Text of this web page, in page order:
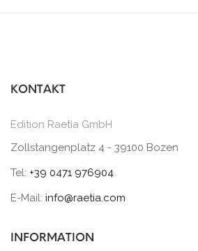
KONTAKT
Edition Raetia GmbH
Zollstangenplatz 4 - 39100 Bozen
Tel: +39 0471 976904
E-Mail: info@raetia.com
INFORMATION